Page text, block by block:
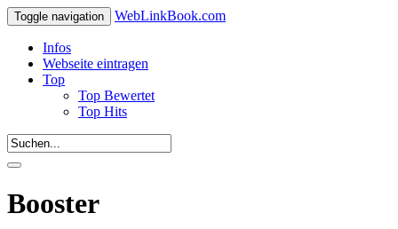
Toggle navigation WebLinkBook.com
Infos
Webseite eintragen
Top
Top Bewertet
Top Hits
Booster